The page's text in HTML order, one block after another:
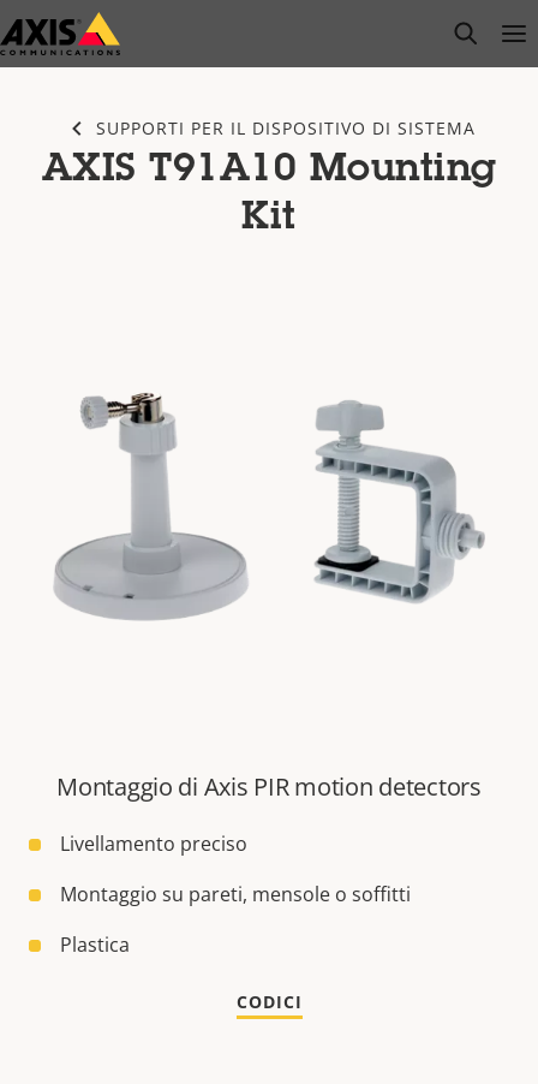
Salta
al
open
SUPPORTI PER IL DISPOSITIVO DI SISTEMA
AXIS T91A10 Mounting
Kit
Montaggio di Axis PIR motion detectors
Livellamento preciso
Montaggio su pareti, mensole o soffitti
Plastica
CODICI